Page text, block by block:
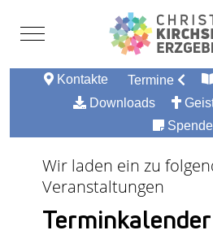
Mobile Menu Toggle
Kontakte Termine
Downloads
Wir laden ein zu
Veranstaltungen
Terminkalender